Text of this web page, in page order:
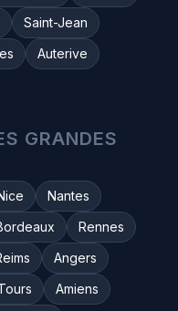
Saint-Jean
Auterive
GRANDES
Nantes
Rennes
Angers
Amiens